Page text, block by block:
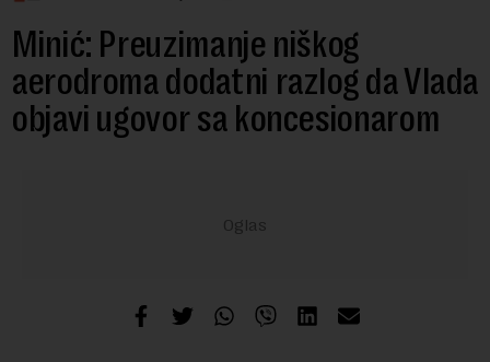
Minić: Preuzimanje niškog
aerodroma dodatni razlog da Vlada
objavi ugovor sa koncesionarom